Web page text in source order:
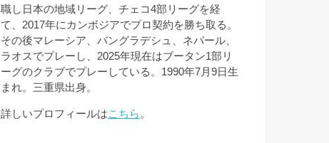
職し日本の地域リーグ、チェコ4部リーグを経
て、2017年にカンボジアでプロ契約を勝ち取る。
その後マレーシア、バングラデシュ、ネパール、
ラオスでプレーし、2025年現在はブータン1部リ
ーグのクラブでプレーしている。1990年7月9日生
まれ。三重県出身。
詳しいプロフィールはこちら 。